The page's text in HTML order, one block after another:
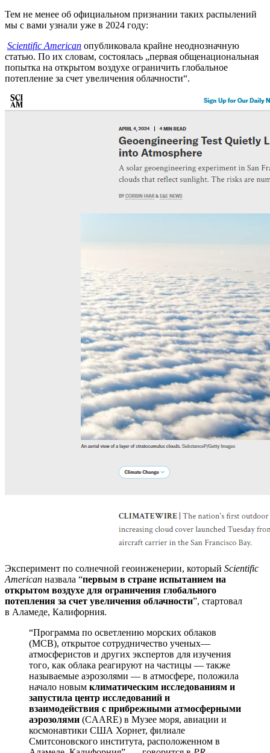
Тем не менее об официальном признании таких распылений
мы с вами узнали уже в 2024 году:
Scientific American опубликовала крайне неоднозначную
статью. По их словам, состоялась „первая общенациональная
попытка на открытом воздухе ограничить глобальное
потепление за счет увеличения облачности“.
Эксперимент по солнечной геоинженерии, который Scientific
American назвала “первым в стране испытанием на
открытом воздухе для ограничения глобального
потепления за счет увеличения облачности”, стартовал
в Аламеде, Калифорния.
“Программа по осветлению морских облаков
(MCB), открытое сотрудничество ученых—
атмосферистов и других экспертов для изучения
того, как облака реагируют на частицы — также
называемые аэрозолями — в атмосфере, положила
начало новым климатическим исследованиям и
запустила центр исследований и
взаимодействия с прибрежными атмосферными
аэрозолями (CAARE) в Музее моря, авиации и
космонавтики США Хорнет, филиале
Смитсоновского института, расположенном в